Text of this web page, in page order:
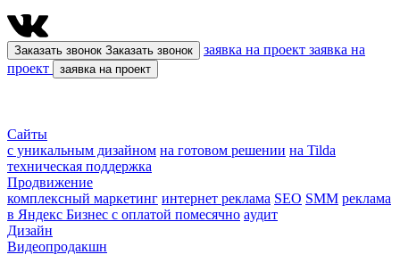
Заказать звонок Заказать звонок заявка на проект заявка на
проект
заявка на проект
Сайты
с уникальным дизайном на готовом решении на Tilda
техническая поддержка
Продвижение
комплексный маркетинг интернет реклама SEO SMM реклама
в Яндекс Бизнес с оплатой помесячно aудит
Дизайн
Видеопродакшн